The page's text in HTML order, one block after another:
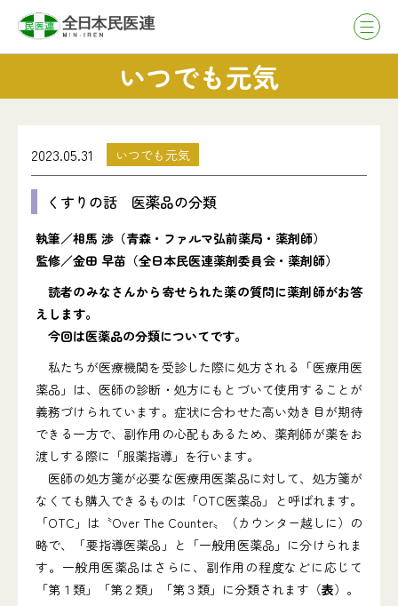
いつでも元気
2023.05.31 いつでも元気
くすりの話 医薬品の分類
執筆／相馬 渉（青森・ファルマ弘前薬局・薬剤師）
監修／金田 早苗（全日本民医連薬剤委員会・薬剤師）
読者のみなさんから寄せられた薬の質問に薬剤師がお答
えします。
今回は医薬品の分類についてです。
私たちが医療機関を受診した際に処方される「医療用医
薬品」は、医師の診断・処方にもとづいて使用することが
義務づけられています。症状に合わせた高い効き目が期待
できる一方で、副作用の心配もあるため、薬剤師が薬をお
渡しする際に「服薬指導」を行います。
医師の処方箋が必要な医療用医薬品に対して、処方箋が
なくても購入できるものは「OTC医薬品」と呼ばれます。
「OTC」は〝Over The Counter〟（カウンター越しに）の
略で、「要指導医薬品」と「一般用医薬品」に分けられま
す。一般用医薬品はさらに、副作用の程度などに応じて
「第１類」「第２類」「第３類」に分類されます（表）。